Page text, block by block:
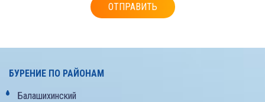
ОТПРАВИТЬ
БУРЕНИЕ ПО РАЙОНАМ
Балашихинский